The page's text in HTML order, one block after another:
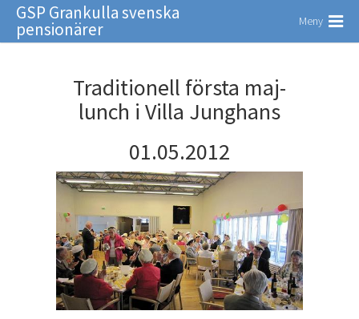
GSP Grankulla svenska
pensionärer Meny
Traditionell första maj-
lunch i Villa Junghans
01.05.2012